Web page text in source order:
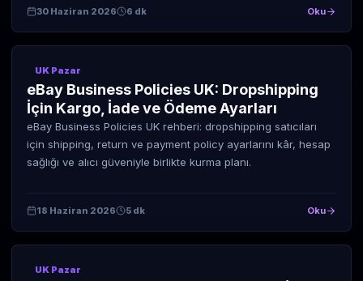
30 Haziran 2026 6 dk Oku
UK Pazar
eBay Business Policies UK: Dropshipping
İçin Kargo, İade ve Ödeme Ayarları
eBay Business Policies UK rehberi: dropshipping satıcıları
için shipping, return ve payment policy ayarlarını kâr, hesap
sağlığı ve alıcı güveniyle birlikte kurma planı.
18 Haziran 2026 5 dk Oku
UK Pazar